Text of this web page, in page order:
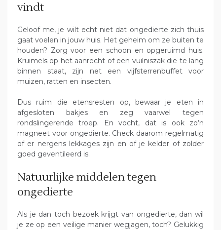
vindt
Geloof me, je wilt echt niet dat ongedierte zich thuis
gaat voelen in jouw huis. Het geheim om ze buiten te
houden? Zorg voor een schoon en opgeruimd huis.
Kruimels op het aanrecht of een vuilniszak die te lang
binnen staat, zijn net een vijfsterrenbuffet voor
muizen, ratten en insecten.
Dus ruim die etensresten op, bewaar je eten in
afgesloten bakjes en zeg vaarwel tegen
rondslingerende troep. En vocht, dat is ook zo’n
magneet voor ongedierte. Check daarom regelmatig
of er nergens lekkages zijn en of je kelder of zolder
goed geventileerd is.
Natuurlijke middelen tegen
ongedierte
Als je dan toch bezoek krijgt van ongedierte, dan wil
je ze op een veilige manier wegjagen, toch? Gelukkig